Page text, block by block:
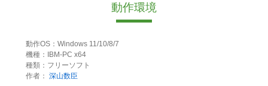
動作環境
動作OS：Windows 11/10/8/7
機種：IBM-PC x64
種類：フリーソフト
作者： 深山数臣